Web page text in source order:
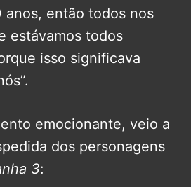
anos, então todos nos
estávamos todos
isso significava
emocionante, veio a
dos personagens
3: